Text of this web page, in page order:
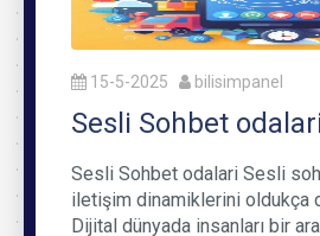
15-5-2025 bilisimpanel
Sesli Sohbet
Sesli Sohbet odalari Sesli
iletişim dinamiklerini oldukça
Dijital dünyada insanları bir